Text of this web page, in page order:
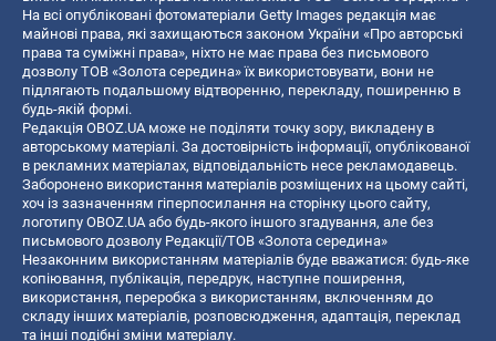
На всі опубліковані фотоматеріали Getty Images редакція має
майнові права, які захищаються законом України «Про авторські
права та суміжні права», ніхто не має права без письмового
дозволу ТОВ «Золота середина» їх використовувати, вони не
підлягають подальшому відтворенню, перекладу, поширенню в
будь-якій формі.
Редакція OBOZ.UA може не поділяти точку зору, викладену в
авторському матеріалі. За достовірність інформації, опублікованої
в рекламних матеріалах, відповідальність несе рекламодавець.
Заборонено використання матеріалів розміщених на цьому сайті,
хоч із зазначенням гіперпосилання на сторінку цього сайту,
логотипу OBOZ.UA або будь-якого іншого згадування, але без
письмового дозволу Редакції/ТОВ «Золота середина»
Незаконним використанням матеріалів буде вважатися: будь-яке
копiювання, публiкацiя, передрук, наступне поширення,
використання, переробка з використанням, включенням до
складу інших матеріалів, розповсюдження, адаптація, переклад
та інші подібні зміни матеріалу.